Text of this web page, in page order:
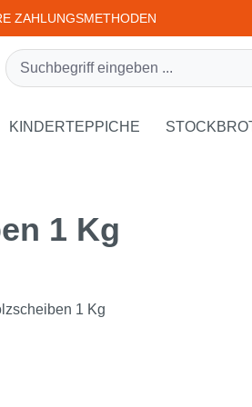
ZAHLUNGSMETHODEN
EDUPLAY
der Kategorie WEPLAY
KINDERTEPPICHE
1 Kg